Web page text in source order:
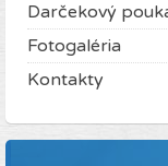
Darčekový
Fotogaléria
Kontakty